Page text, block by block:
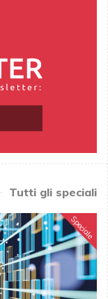
Tutti gli speciali
Speciale